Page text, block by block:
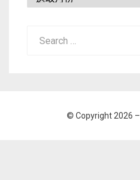
有
© Copyright 2026 –